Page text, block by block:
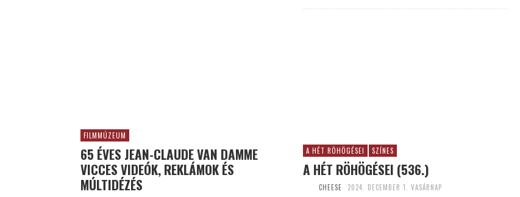
FILMMÚZEUM
65 ÉVES JEAN-CLAUDE VAN DAMME
VICCES VIDEÓK, REKLÁMOK ÉS
MÚLTIDÉZÉS
A HÉT RÖHÖGÉSEI SZÍNES
A HÉT RÖHÖGÉSEI (536.)
CHEESE 2024. DECEMBER 1. VASÁRNAP